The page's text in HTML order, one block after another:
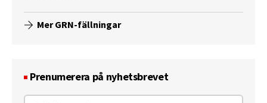
Mer GRN-fällningar
Prenumerera på nyhetsbrevet